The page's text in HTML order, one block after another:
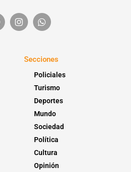
Secciones
Policiales
Turismo
Deportes
Mundo
Sociedad
Política
Cultura
Opinión